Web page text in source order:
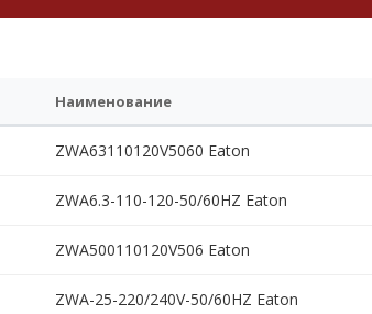
Наименование
ZWA63110120V5060 Eaton
ZWA6.3-110-120-50/60HZ Eaton
ZWA500110120V506 Eaton
ZWA-25-220/240V-50/60HZ Eaton